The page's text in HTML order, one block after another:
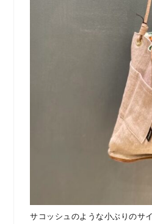
サコッシュのような小ぶりのサ